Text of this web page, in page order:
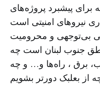
برای پیشبرد پروژه‌های
بی‌توجهی و محرومیت
جنوب لبنان است چه
برق ، راه‌ها و… و چه
از بعلبک دورتر بشویم